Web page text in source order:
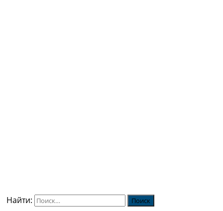
Найти: